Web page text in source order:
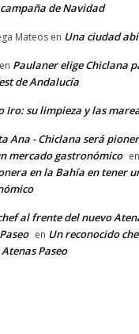
de Navidad
Mateos en Una ciudad
en Paulaner elige Chiclana
de Andalucía
Iro: su limpieza y las
Ana - Chiclana será
mercado gastronómico en
en la Bahía en tener
al frente del nuevo
en Un reconocido
Paseo